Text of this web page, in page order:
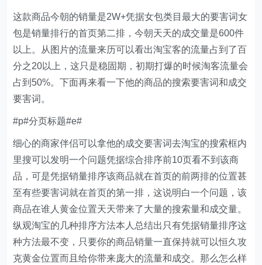
这款商品今朝的销量是2W+凭据女包类目最大的要害词女
包是销量排行的首页第二排，今朝天天的成交量是600件
以上。从图片的流量来历可以看出淘宝客的流量占到了百
分之20以上，这只是稳固期，初期打爆的时候淘客流量会
占到50%。下面再来看一下他的商品的搜索要害词和成交
要害词。
#p#分页标题#e#
细心的商家伴侣可以拿他的成交要害词去淘宝的搜索框内
里搜可以发明一个问题凭据综合排序前10页看不到该商
品，可是凭据销量排序该商品就在首页的前两排的位置甚
至有些要害词就在首页的第一排，这说明白一个问题，该
商品在谁人黄金位置天天带来了大量的搜索量和成交量。
纵观淘宝的几种排序方法本人总结出只有凭据销量排序这
种方法最不变，只要你的商品销量一直保持就可以恒久攻
克黄金位置而且给你带来庞大的流量和成交。那么怎么样